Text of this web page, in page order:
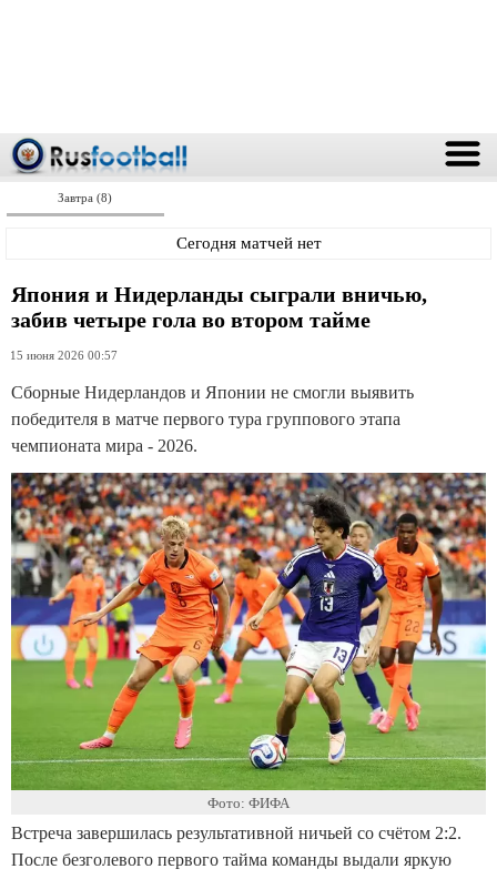
Завтра (8)
Сегодня матчей нет
Япония и Нидерланды сыграли вничью,
забив четыре гола во втором тайме
15 июня 2026 00:57
Сборные Нидерландов и Японии не смогли выявить
победителя в матче первого тура группового этапа
чемпионата мира - 2026.
Фото: ФИФА
Встреча завершилась результативной ничьей со счётом 2:2.
После безголевого первого тайма команды выдали яркую